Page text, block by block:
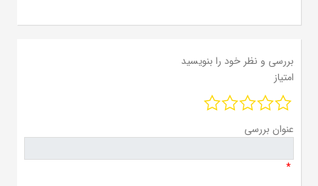
بررسی و نظر خود را بنویسید
امتیاز
عنوان بررسی
*